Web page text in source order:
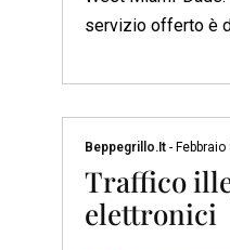
servizio offerto è
Beppegrillo.it - Febbraio
Traffico
elettronici